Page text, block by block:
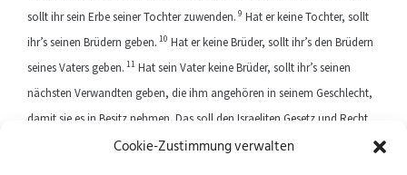
Cookie-Zustimmung verwalten
sollt ihr sein Erbe seiner Tochter zuwenden. 9 Hat er keine Tochter, sollt
ihr’s seinen Brüdern geben. 10 Hat er keine Brüder, sollt ihr’s den Brüdern
seines Vaters geben. 11 Hat sein Vater keine Brüder, sollt ihr’s seinen
nächsten Verwandten geben, die ihm angehören in seinem Geschlecht,
damit sie es in Besitz nehmen. Das soll den Israeliten Gesetz und Recht
sein, wie der HERR dem Mose geboten hat.